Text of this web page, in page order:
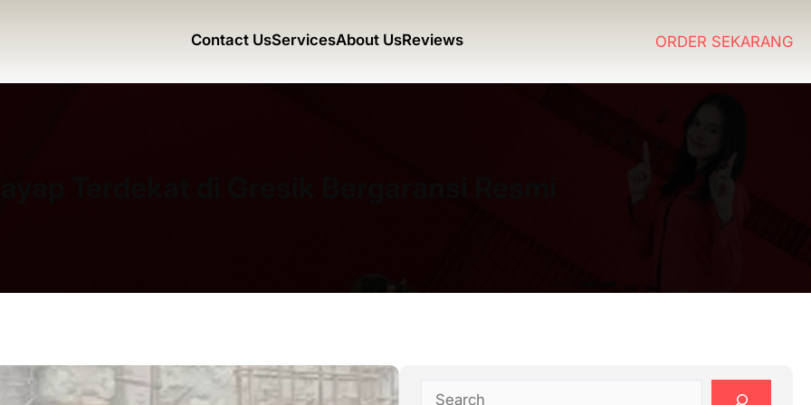
Contact UsServicesAbout UsReviews ORDER SEKARANG